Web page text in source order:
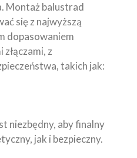
Montaż balustrad
się z najwyższą
dopasowaniem
z
takich jak:
niezbędny, aby finalny
jak i bezpieczny.